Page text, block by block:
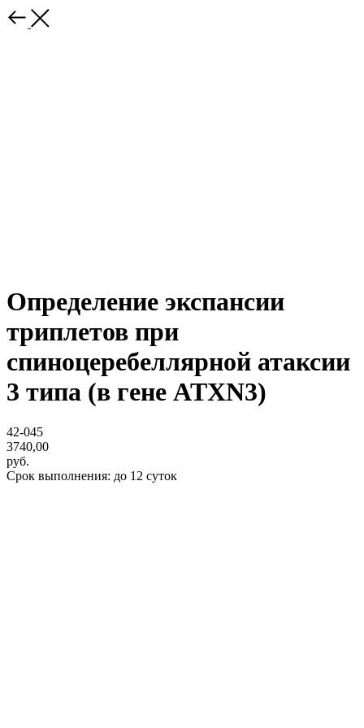
Определение экспансии
триплетов при
спиноцеребеллярной атаксии
3 типа (в гене ATXN3)
42-045
3740,00
руб.
Срок выполнения: до 12 суток